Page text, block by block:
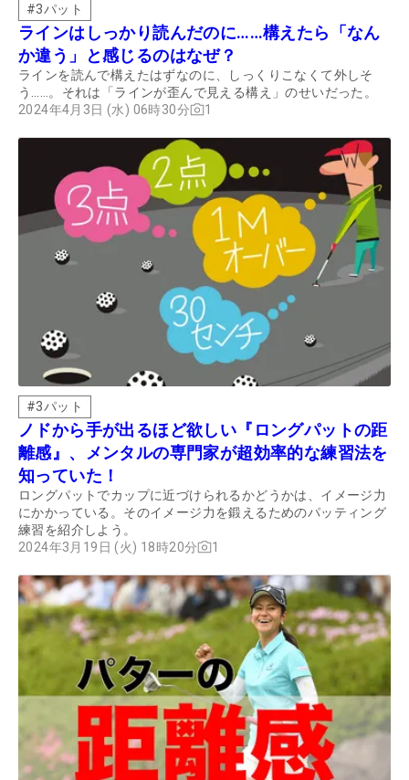
#3パット
ラインはしっかり読んだのに……構えたら「なん
か違う」と感じるのはなぜ？
ラインを読んで構えたはずなのに、しっくりこなくて外しそ
う……。それは「ラインが歪んで見える構え」のせいだった。
2024年4月3日 (水) 06時30分
1
#3パット
ノドから手が出るほど欲しい『ロングパットの距
離感』、メンタルの専門家が超効率的な練習法を
知っていた！
ロングパットでカップに近づけられるかどうかは、イメージ力
にかかっている。そのイメージ力を鍛えるためのパッティング
練習を紹介しよう。
2024年3月19日 (火) 18時20分
1